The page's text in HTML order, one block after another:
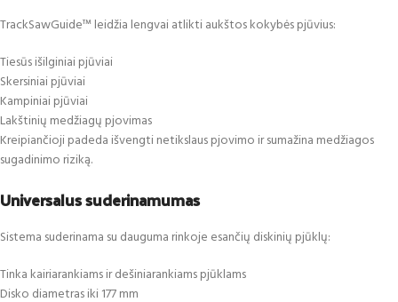
TrackSawGuide™ leidžia lengvai atlikti aukštos kokybės pjūvius:
Tiesūs išilginiai pjūviai
Skersiniai pjūviai
Kampiniai pjūviai
Lakštinių medžiagų pjovimas
Kreipiančioji padeda išvengti netikslaus pjovimo ir sumažina medžiagos
sugadinimo riziką.
Universalus suderinamumas
Sistema suderinama su dauguma rinkoje esančių diskinių pjūklų:
Tinka kairiarankiams ir dešiniarankiams pjūklams
Disko diametras iki 177 mm